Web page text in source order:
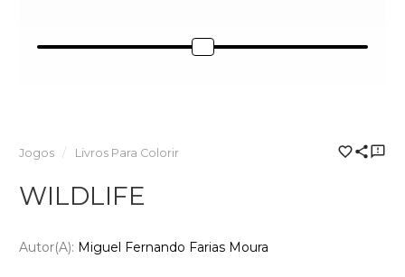
Jogos Livros Para Colorir
WILDLIFE
Autor(a): Miguel Fernando Farias Moura